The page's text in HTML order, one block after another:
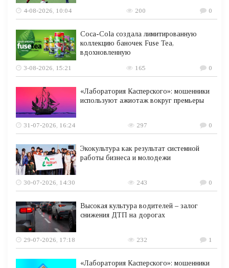
4-08-2026, 10:04
200 0
Coca-Cola создала лимитированную
коллекцию баночек Fuse Tea,
вдохновленную
3-08-2026, 15:21
165 0
«Лаборатория Касперского»: мошенники
используют ажиотаж вокруг премьеры
31-07-2026, 16:24 297 0
Экокультура как результат системной
работы бизнеса и молодежи
30-07-2026, 14:30 243 0
Высокая культура водителей – залог
снижения ДТП на дорогах
29-07-2026, 17:18 232 1
«Лаборатория Касперского»: мошенники